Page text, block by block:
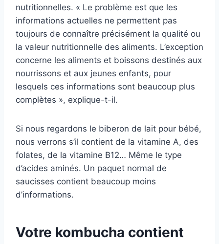
nutritionnelles. « Le problème est que les
informations actuelles ne permettent pas
toujours de connaître précisément la qualité ou
la valeur nutritionnelle des aliments. L’exception
concerne les aliments et boissons destinés aux
nourrissons et aux jeunes enfants, pour
lesquels ces informations sont beaucoup plus
complètes », explique-t-il.
Si nous regardons le biberon de lait pour bébé,
nous verrons s’il contient de la vitamine A, des
folates, de la vitamine B12… Même le type
d’acides aminés. Un paquet normal de
saucisses contient beaucoup moins
d’informations.
Votre kombucha contient